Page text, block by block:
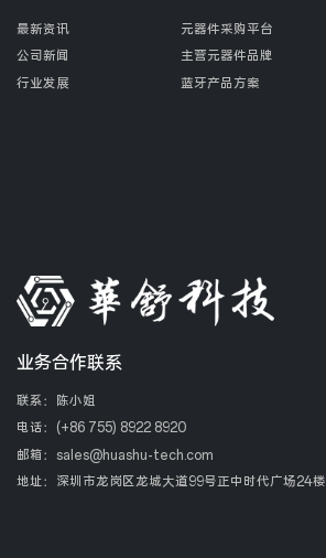
最新资讯
公司新闻
行业发展
元器件采购平台
主营元器件品牌
蓝牙产品方案
业务合作联系
联系：陈小姐
电话： (+86 755) 8922 8920
邮箱： sales@huashu-tech.com
地址：深圳市龙岗区龙城大道99号正中时代广场24楼